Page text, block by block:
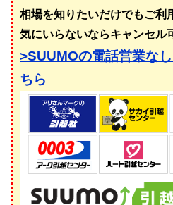
相場を知りたいだけでもご利
気にいらないならキャンセル
>SUUMOの電話営業な
ちら